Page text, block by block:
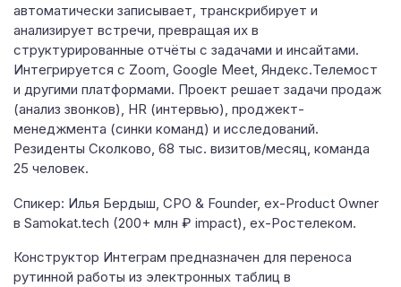
автоматически записывает, транскрибирует и
анализирует встречи, превращая их в
структурированные отчёты с задачами и инсайтами.
Интегрируется с Zoom, Google Meet, Яндекс.Телемост
и другими платформами. Проект решает задачи продаж
(анализ звонков), HR (интервью), проджект-
менеджмента (синки команд) и исследований.
Резиденты Сколково, 68 тыс. визитов/месяц, команда
25 человек.
Спикер: Илья Бердыш, CPO & Founder, ex-Product Owner
в Samokat.tech (200+ млн ₽ impact), ex-Ростелеком.
Конструктор Интеграм предназначен для переноса
рутинной работы из электронных таблиц в